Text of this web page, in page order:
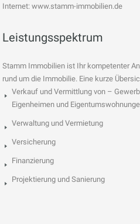
Internet: www.stamm-immobilien.de
Leistungsspektrum
Stamm Immobilien ist Ihr kompetenter
rund um die Immobilie. Eine kurze
Verkauf und Vermittlung von –
Eigenheimen und
Verwaltung und Vermietung
Versicherung
Finanzierung
Projektierung und Sanierung